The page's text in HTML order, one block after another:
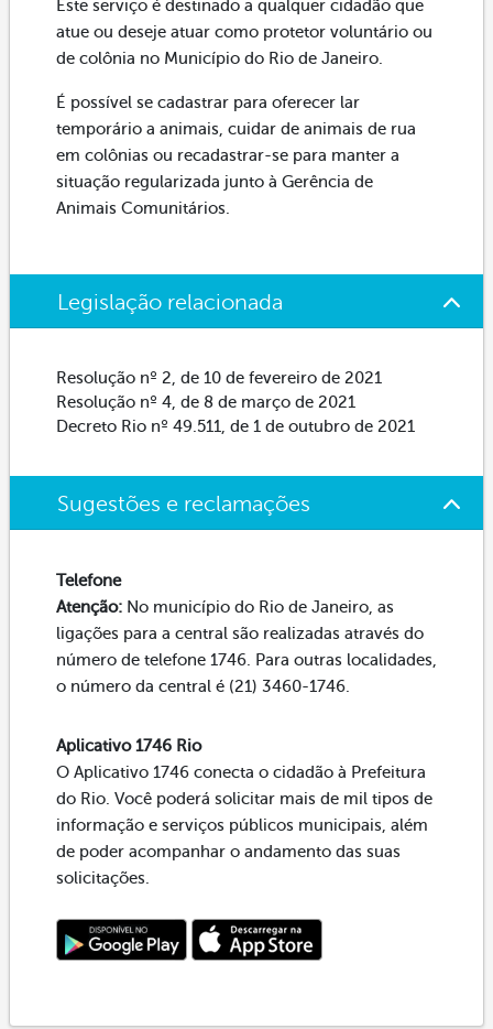
Este serviço é destinado a qualquer cidadão que
atue ou deseje atuar como protetor voluntário ou
de colônia no Município do Rio de Janeiro.
É possível se cadastrar para oferecer lar
temporário a animais, cuidar de animais de rua
em colônias ou recadastrar-se para manter a
situação regularizada junto à Gerência de
Animais Comunitários.
Legislação relacionada
Resolução nº 2, de 10 de fevereiro de 2021
Resolução nº 4, de 8 de março de 2021
Decreto Rio nº 49.511, de 1 de outubro de 2021
Sugestões e reclamações
Telefone
Atenção: No município do Rio de Janeiro, as
ligações para a central são realizadas através do
número de telefone 1746. Para outras localidades,
o número da central é (21) 3460-1746.
Aplicativo 1746 Rio
O Aplicativo 1746 conecta o cidadão à Prefeitura
do Rio. Você poderá solicitar mais de mil tipos de
informação e serviços públicos municipais, além
de poder acompanhar o andamento das suas
solicitações.